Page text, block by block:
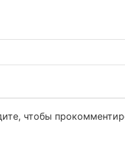
чтобы